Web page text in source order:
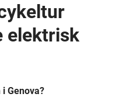
elektrisk
Genova?